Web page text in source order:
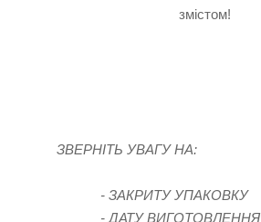
змістом!
ЗВЕРНІТЬ УВАГУ НА:
- ЗАКРИТУ УПАКОВКУ
- ДАТУ ВИГОТОВЛЕННЯ